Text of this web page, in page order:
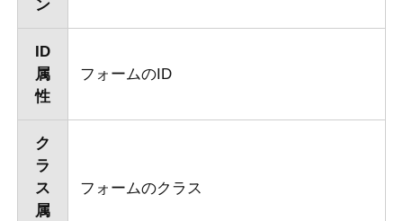
ン
ID
属
性
フォームのID
ク
ラ
ス
属
フォームのクラス